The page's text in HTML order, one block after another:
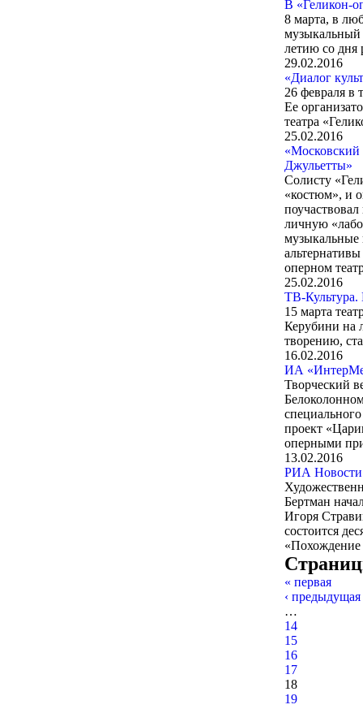
В «Геликон-
8 марта, в
летию со дня
29.02.2016
«Диалог
26 февраля в
Ее
театра
25.02.2016
«Московский
Джульетты»
Солисту
«костюм», и
личную
музыкальные
оперном
25.02.2016
ТВ-Культура.
15 марта
Керубини на
творению,
16.02.2016
ИА
Творческий
проект
оперными
13.02.2016
РИА Новости.
Бертман
Игоря
состоится
«Похождение
« первая
‹ предыдущая
…
14
15
16
17
18
19